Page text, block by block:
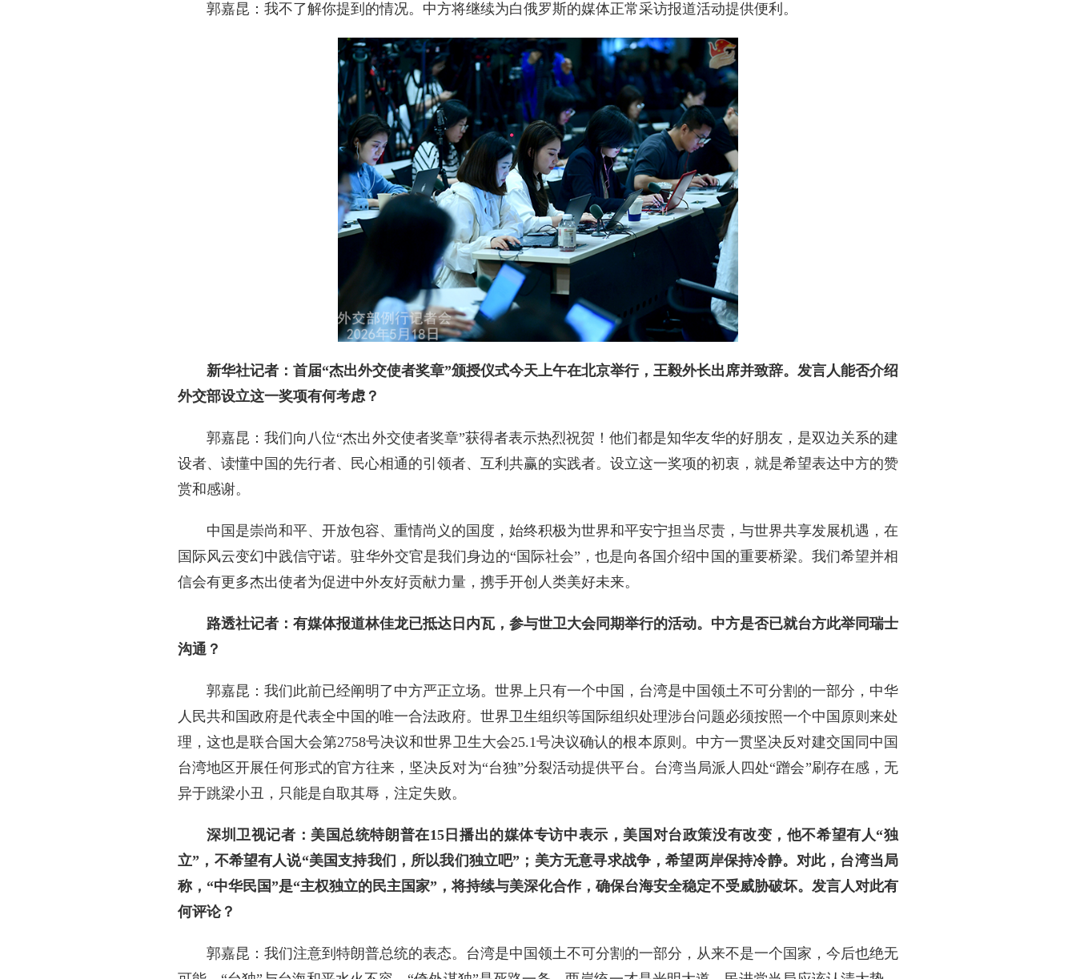
郭嘉昆：我不了解你提到的情况。中方将继续为白俄罗斯的媒体正常采访报道活动提供便利。
新华社记者：首届“杰出外交使者奖章”颁授仪式今天上午在北京举行，王毅外长出席并致辞。发言人能否介绍
外交部设立这一奖项有何考虑？
郭嘉昆：我们向八位“杰出外交使者奖章”获得者表示热烈祝贺！他们都是知华友华的好朋友，是双边关系的建
设者、读懂中国的先行者、民心相通的引领者、互利共赢的实践者。设立这一奖项的初衷，就是希望表达中方的赞
赏和感谢。
中国是崇尚和平、开放包容、重情尚义的国度，始终积极为世界和平安宁担当尽责，与世界共享发展机遇，在
国际风云变幻中践信守诺。驻华外交官是我们身边的“国际社会”，也是向各国介绍中国的重要桥梁。我们希望并相
信会有更多杰出使者为促进中外友好贡献力量，携手开创人类美好未来。
路透社记者：有媒体报道林佳龙已抵达日内瓦，参与世卫大会同期举行的活动。中方是否已就台方此举同瑞士
沟通？
郭嘉昆：我们此前已经阐明了中方严正立场。世界上只有一个中国，台湾是中国领土不可分割的一部分，中华
人民共和国政府是代表全中国的唯一合法政府。世界卫生组织等国际组织处理涉台问题必须按照一个中国原则来处
理，这也是联合国大会第2758号决议和世界卫生大会25.1号决议确认的根本原则。中方一贯坚决反对建交国同中国
台湾地区开展任何形式的官方往来，坚决反对为“台独”分裂活动提供平台。台湾当局派人四处“蹭会”刷存在感，无
异于跳梁小丑，只能是自取其辱，注定失败。
深圳卫视记者：美国总统特朗普在15日播出的媒体专访中表示，美国对台政策没有改变，他不希望有人“独
立”，不希望有人说“美国支持我们，所以我们独立吧”；美方无意寻求战争，希望两岸保持冷静。对此，台湾当局
称，“中华民国”是“主权独立的民主国家”，将持续与美深化合作，确保台海安全稳定不受威胁破坏。发言人对此有
何评论？
郭嘉昆：我们注意到特朗普总统的表态。台湾是中国领土不可分割的一部分，从来不是一个国家，今后也绝无